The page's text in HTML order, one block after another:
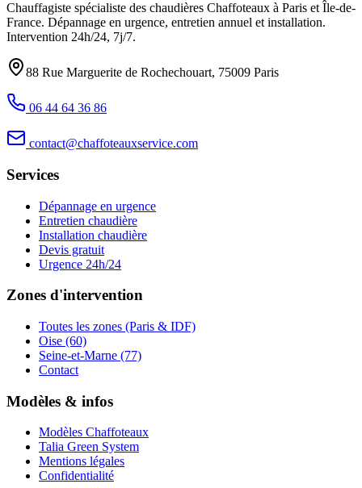
Chauffagiste spécialiste des chaudières Chaffoteaux à Paris et Île-de-
France. Dépannage en urgence, entretien annuel et installation.
Intervention 24h/24, 7j/7.
88 Rue Marguerite de Rochechouart, 75009 Paris
06 44 64 36 86
contact@chaffoteauxservice.com
Services
Dépannage en urgence
Entretien chaudière
Installation chaudière
Devis gratuit
Urgence 24h/24
Zones d'intervention
Toutes les zones (Paris & IDF)
Oise (60)
Seine-et-Marne (77)
Contact
Modèles & infos
Modèles Chaffoteaux
Talia Green System
Mentions légales
Confidentialité